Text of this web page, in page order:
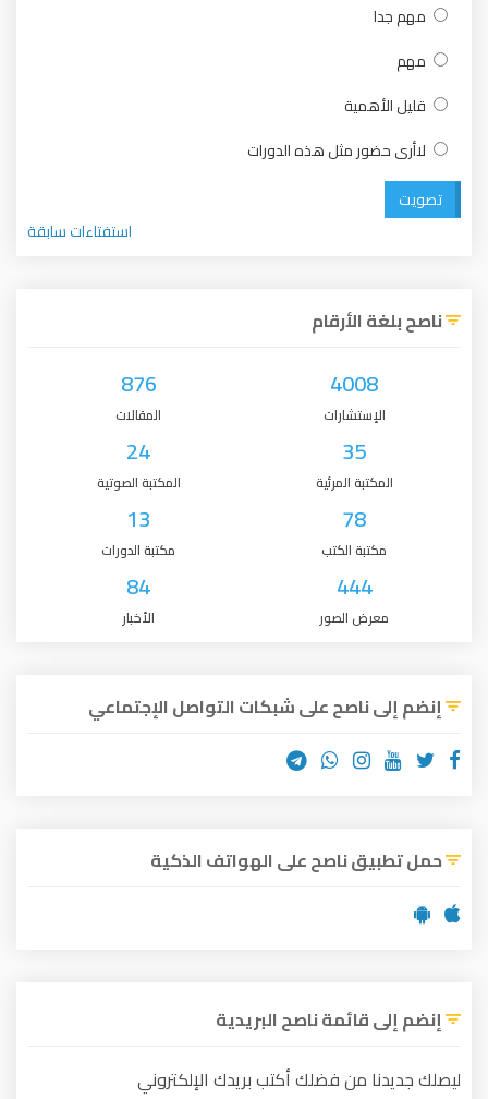
مهم جدا
مهم
قليل الأهمية
لاأرى حضور مثل هذه الدورات
تصويت
استفتاءات سابقة
ناصح بلغة الأرقام
4008
الإستشارات
876
المقالات
35
المكتبة المرئية
24
المكتبة الصوتية
78
مكتبة الكتب
13
مكتبة الدورات
444
معرض الصور
84
الأخبار
إنضم إلى ناصح على شبكات التواصل الإجتماعي
حمل تطبيق ناصح على الهواتف الذكية
إنضم إلى قائمة ناصح البريدية
ليصلك جديدنا من فضلك أكتب بريدك الإلكتروني